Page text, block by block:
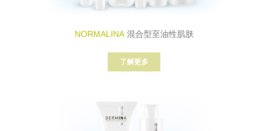
NORMALINA混合型至油性肌肤
了解更多